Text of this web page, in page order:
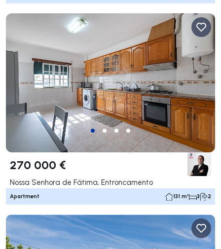
270 000 €
Nossa Senhora de Fátima, Entroncamento
Apartment 131 m² 3 2